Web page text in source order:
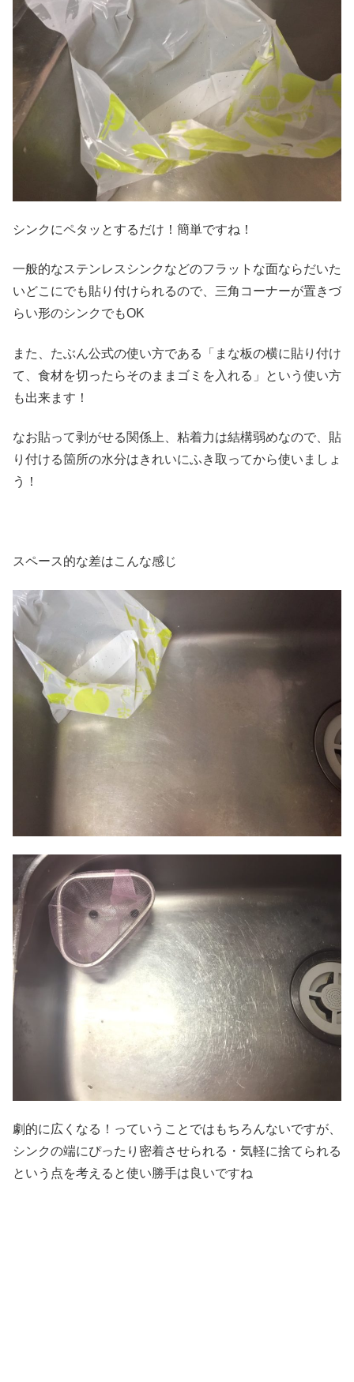
シンクにペタッとするだけ！簡単ですね！
一般的なステンレスシンクなどのフラットな面ならだいた
いどこにでも貼り付けられるので、三角コーナーが置きづ
らい形のシンクでもOK
また、たぶん公式の使い方である「まな板の横に貼り付け
て、食材を切ったらそのままゴミを入れる」という使い方
も出来ます！
なお貼って剥がせる関係上、粘着力は結構弱めなので、貼
り付ける箇所の水分はきれいにふき取ってから使いましょ
う！
スペース的な差はこんな感じ
劇的に広くなる！っていうことではもちろんないですが、
シンクの端にぴったり密着させられる・気軽に捨てられる
という点を考えると使い勝手は良いですね